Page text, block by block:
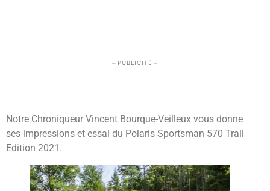
– PUBLICITÉ –
Notre Chroniqueur Vincent Bourque-Veilleux vous donne
ses impressions et essai du Polaris Sportsman 570 Trail
Edition 2021.